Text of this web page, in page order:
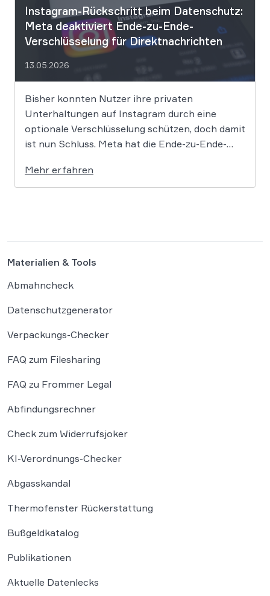
Instagram-Rückschritt beim Datenschutz:
Meta deaktiviert Ende-zu-Ende-
Verschlüsselung für Direktnachrichten
13.05.2026
Bisher konnten Nutzer ihre privaten
Unterhaltungen auf Instagram durch eine
optionale Verschlüsselung schützen, doch damit
ist nun Schluss. Meta hat die Ende-zu-Ende-
eingestellt und schränkt damit den
Privatsphärenschutz auf der Plattform massiv
Mehr erfahren
Materialien & Tools
Abmahncheck
Datenschutzgenerator
Verpackungs-Checker
FAQ zum Filesharing
FAQ zu Frommer Legal
Abfindungsrechner
Check zum Widerrufsjoker
KI-Verordnungs-Checker
Abgasskandal
Thermofenster Rückerstattung
Bußgeldkatalog
Publikationen
Aktuelle Datenlecks